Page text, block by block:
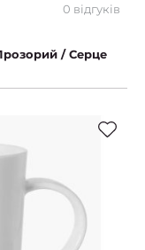
0 відгуків
/ Серце